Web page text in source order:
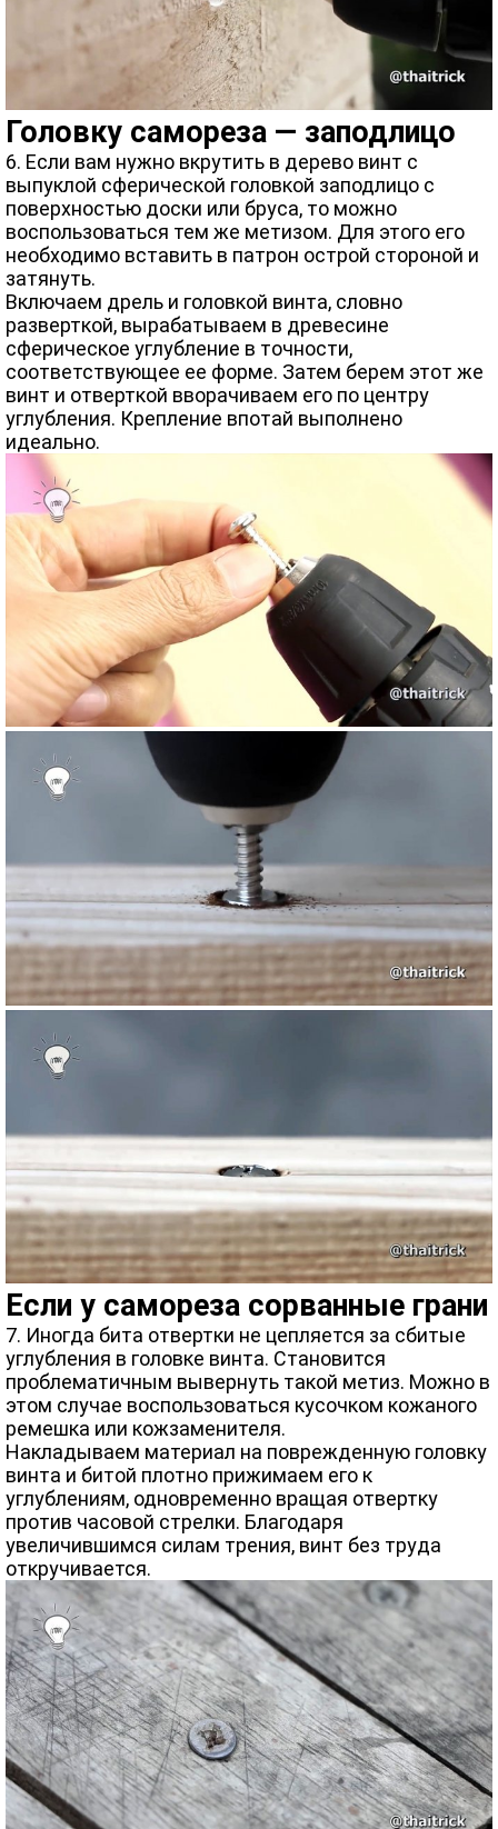
Головку самореза — заподлицо
6. Если вам нужно вкрутить в дерево винт с
выпуклой сферической головкой заподлицо с
поверхностью доски или бруса, то можно
воспользоваться тем же метизом. Для этого его
необходимо вставить в патрон острой стороной и
затянуть.
Включаем дрель и головкой винта, словно
разверткой, вырабатываем в древесине
сферическое углубление в точности,
соответствующее ее форме. Затем берем этот же
винт и отверткой вворачиваем его по центру
углубления. Крепление впотай выполнено
идеально.
Если у самореза сорванные грани
7. Иногда бита отвертки не цепляется за сбитые
углубления в головке винта. Становится
проблематичным вывернуть такой метиз. Можно в
этом случае воспользоваться кусочком кожаного
ремешка или кожзаменителя.
Накладываем материал на поврежденную головку
винта и битой плотно прижимаем его к
углублениям, одновременно вращая отвертку
против часовой стрелки. Благодаря
увеличившимся силам трения, винт без труда
откручивается.